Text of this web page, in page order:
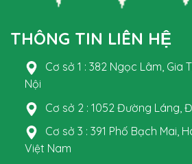
THÔNG TIN LIÊN HỆ
Cơ sở 1 : 382 Ngọc Lâm, Gia
Nội
Cơ sở 2 : 1052 Đường Láng,
Cơ sở 3 : 391 Phố Bạch Mai,
Việt Nam